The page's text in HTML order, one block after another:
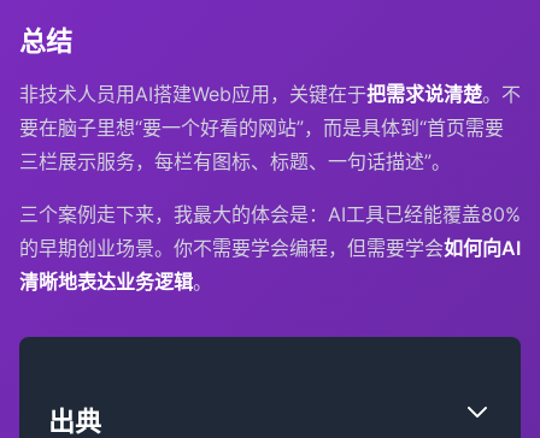
总结
非技术人员用AI搭建Web应用，关键在于把需求说清楚。不
要在脑子里想“要一个好看的网站”，而是具体到“首页需要
三栏展示服务，每栏有图标、标题、一句话描述”。
三个案例走下来，我最大的体会是：AI工具已经能覆盖80%
的早期创业场景。你不需要学会编程，但需要学会如何向AI
清晰地表达业务逻辑。
出典